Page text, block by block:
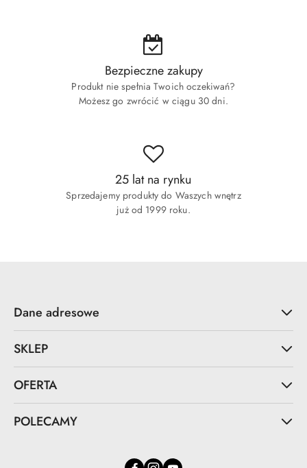
Bezpieczne zakupy
Produkt nie spełnia Twoich oczekiwań?
Możesz go zwrócić w ciągu 30 dni.
25 lat na rynku
Sprzedajemy produkty do Waszych wnętrz
już od 1999 roku.
Dane adresowe
SKLEP
OFERTA
POLECAMY